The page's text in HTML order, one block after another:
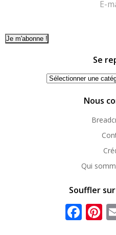
E-
Se
Se
Nous
Qui
Souffler